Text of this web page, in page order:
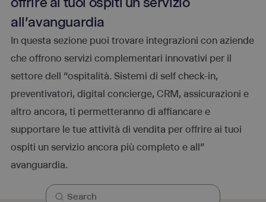
all'avanguardia
In questa sezione puoi trovare integrazioni con aziende
che offrono servizi complementari innovativi per il
settore dell “ospitalità. Sistemi di self check-in,
preventivatori, digital concierge, CRM, assicurazioni e
altro ancora, ti permetteranno di affiancare e
supportare le tue attività di vendita per offrire ai tuoi
ospiti un servizio ancora più completo e all”
avanguardia.